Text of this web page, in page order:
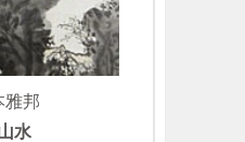
雅邦
水